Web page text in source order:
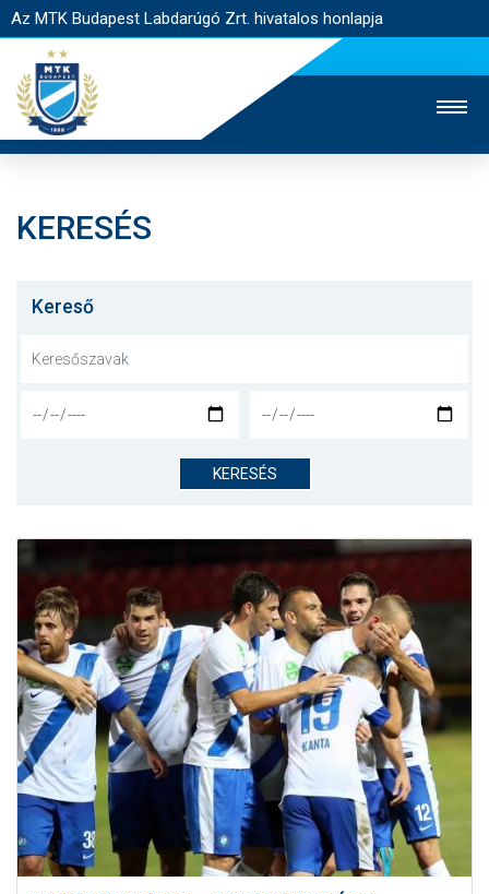
Az MTK Budapest Labdarúgó Zrt. hivatalos honlapja
JEGYÉRTÉKESÍTÉS
NYITÓLAP
CSAPATOK
KLUB
GALÉRIA
SZURKOLÓI ÉLMÉNYEK
AKKREDITÁCIÓ
KERESÉS
Kereső
KERESÉS